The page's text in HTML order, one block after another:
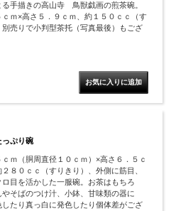
る手描きの高山寺 鳥獣戯画の煎茶碗。
ｃｍ×高さ５．９ｃｍ、約１５０ｃｃ（す
別売りで小判型茶托（写真最後）もござ
っぷり碗
ｃｍ（胴周直径１０ｃｍ）×高さ６．５ｃ
８０ｃｃ（すりきり）、外側に筋目、
ロ目を活かした一服碗。お茶はもちろ
やそばのつけ汁、小鉢、甘味類の器に
たり真っ白に発色したり個体差がござ